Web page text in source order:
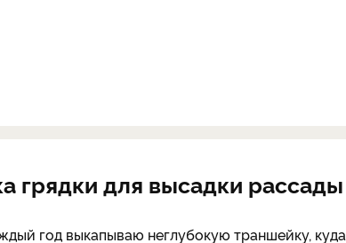
грядки для высадки рассады
год выкапываю неглубокую траншейку, куда